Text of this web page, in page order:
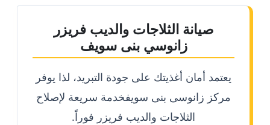
صيانة الثلاجات والديب فريزر
زانوسي بنى سويف
يعتمد أمان أغذيتك على جودة التبريد، لذا يوفر
مركز زانوسى بنى سويفخدمة سريعة لإصلاح
الثلاجات والديب فريزر فوراً.